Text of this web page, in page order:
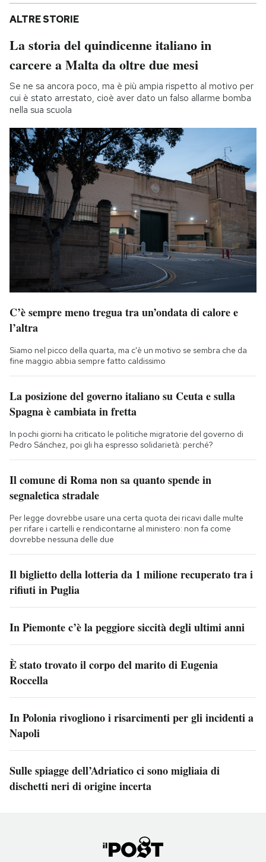
ALTRE STORIE
La storia del quindicenne italiano in
carcere a Malta da oltre due mesi
Se ne sa ancora poco, ma è più ampia rispetto al motivo per
cui è stato arrestato, cioè aver dato un falso allarme bomba
nella sua scuola
C’è sempre meno tregua tra un’ondata di calore e
l’altra
Siamo nel picco della quarta, ma c'è un motivo se sembra che da
fine maggio abbia sempre fatto caldissimo
La posizione del governo italiano su Ceuta e sulla
Spagna è cambiata in fretta
In pochi giorni ha criticato le politiche migratorie del governo di
Pedro Sánchez, poi gli ha espresso solidarietà: perché?
Il comune di Roma non sa quanto spende in
segnaletica stradale
Per legge dovrebbe usare una certa quota dei ricavi dalle multe
per rifare i cartelli e rendicontarne al ministero: non fa come
dovrebbe nessuna delle due
Il biglietto della lotteria da 1 milione recuperato tra i
rifiuti in Puglia
In Piemonte c’è la peggiore siccità degli ultimi anni
È stato trovato il corpo del marito di Eugenia
Roccella
In Polonia rivogliono i risarcimenti per gli incidenti a
Napoli
Sulle spiagge dell’Adriatico ci sono migliaia di
dischetti neri di origine incerta